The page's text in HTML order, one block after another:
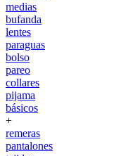
medias
bufanda
lentes
paraguas
bolso
pareo
collares
pijama
básicos
+
remeras
pantalones